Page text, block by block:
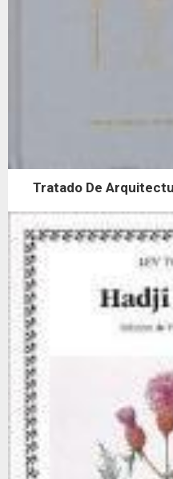
Tratado De